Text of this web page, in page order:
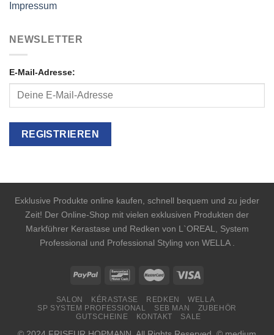
Impressum
NEWSLETTER
E-Mail-Adresse:
Exklusive Produkte online kaufen, schnell bequem und zu jeder
Zeit! Der Online-Shop mit vielen exklusiven Produkten der
Markführer Kerastase und Redken von L`OREAL, System
Professional und Professional Styling von WELLA .
SALON KÉRASTASE REDKEN
WELLA
SP SYSTEM PROFESSIONAL
SEB MAN
ZUBEHÖR
GUTSCHEINE
KONTAKT SALE